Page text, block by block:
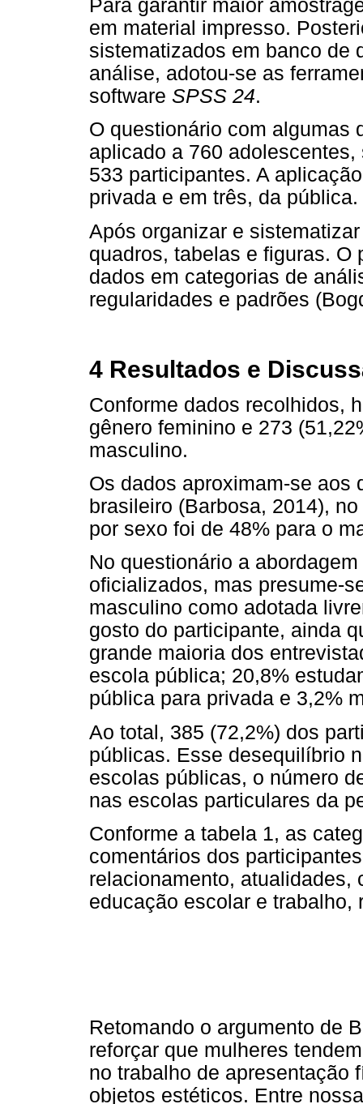
Para garantir maior
em material impresso.
sistematizados em banco de
análise, adotou-se as
software SPSS 24.
O questionário com algumas
aplicado a 760
533 participantes. A
privada e em três, da pública.
Após organizar e
quadros, tabelas e figuras.
dados em categorias de
regularidades e padrões
4 Resultados e
Conforme dados recolhidos,
gênero feminino e 273
masculino.
Os dados aproximam-se aos
brasileiro (Barbosa, 2014),
por sexo foi de 48% para o
No questionário a
oficializados, mas presume-
masculino como adotada
gosto do participante, ainda
grande maioria dos
escola pública; 20,8%
pública para privada e 3,2%
Ao total, 385 (72,2%) dos
públicas. Esse desequilíbrio
escolas públicas, o número
nas escolas particulares da
Conforme a tabela 1, as
comentários dos
relacionamento, atualidades,
educação escolar e
Retomando o argumento de
reforçar que mulheres
no trabalho de apresentação
objetos estéticos. Entre